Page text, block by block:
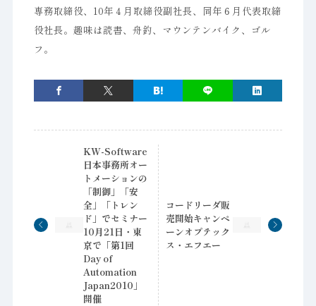
専務取締役、10年４月取締役副社長、同年６月代表取締
役社長。趣味は読書、舟釣、マウンテンバイク、ゴル
フ。
KW-Software
日本事務所オー
トメーションの
「制御」「安
全」「トレン
ド」でセミナー
10月21日・東
京で「第1回
Day of
Automation
Japan2010」
開催
コードリーダ販
売開始キャンペ
ーンオプテック
ス・エフエー